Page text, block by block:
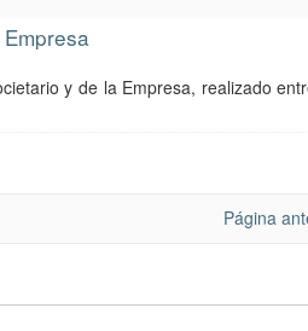
y de la Empresa, realizado
Página